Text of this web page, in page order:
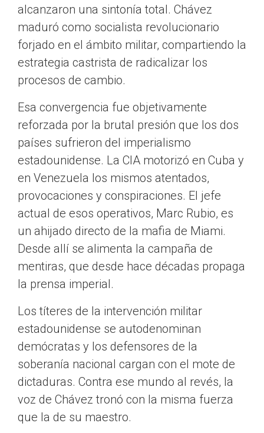
alcanzaron una sintonía total. Chávez
maduró como socialista revolucionario
forjado en el ámbito militar, compartiendo la
estrategia castrista de radicalizar los
procesos de cambio.
Esa convergencia fue objetivamente
reforzada por la brutal presión que los dos
países sufrieron del imperialismo
estadounidense. La CIA motorizó en Cuba y
en Venezuela los mismos atentados,
provocaciones y conspiraciones. El jefe
actual de esos operativos, Marc Rubio, es
un ahijado directo de la mafia de Miami.
Desde allí se alimenta la campaña de
mentiras, que desde hace décadas propaga
la prensa imperial.
Los títeres de la intervención militar
estadounidense se autodenominan
demócratas y los defensores de la
soberanía nacional cargan con el mote de
dictaduras. Contra ese mundo al revés, la
voz de Chávez tronó con la misma fuerza
que la de su maestro.